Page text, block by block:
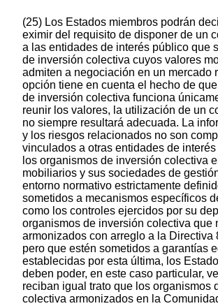
(25) Los Estados miembros podrán
eximir del requisito de disponer de un
a las entidades de interés público que
de inversión colectiva cuyos valores
admiten a negociación en un mercado
opción tiene en cuenta el hecho de
de inversión colectiva funciona
reunir los valores, la utilización de un
no siempre resultará adecuada. La
y los riesgos relacionados no son
vinculados a otras entidades de
los organismos de inversión colectiva
mobiliarios y sus sociedades de
entorno normativo estrictamente
sometidos a mecanismos específicos
como los controles ejercidos por su
organismos de inversión colectiva que
armonizados con arreglo a la Directiva
pero que estén sometidos a garantías
establecidas por esta última, los
deben poder, en este caso particular,
reciban igual trato que los organismos
colectiva armonizados en la